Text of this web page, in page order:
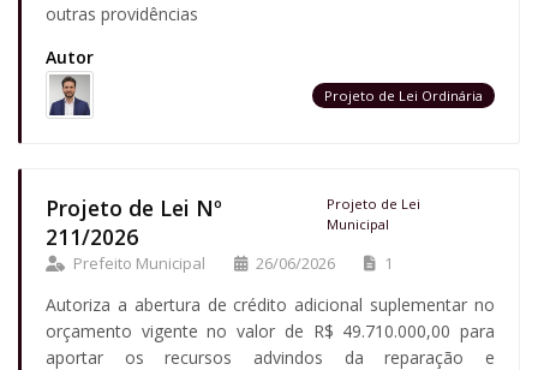
outras providências
Autor
Projeto de Lei Ordinária
Projeto de Lei Nº
211/2026
Projeto de Lei
Municipal
Prefeito Municipal 26/06/2026 1
Autoriza a abertura de crédito adicional suplementar no
orçamento vigente no valor de R$ 49.710.000,00 para
aportar os recursos advindos da reparação e